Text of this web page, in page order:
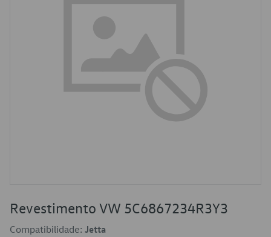
Revestimento VW 5C6867234R3Y3
Compatibilidade: Jetta